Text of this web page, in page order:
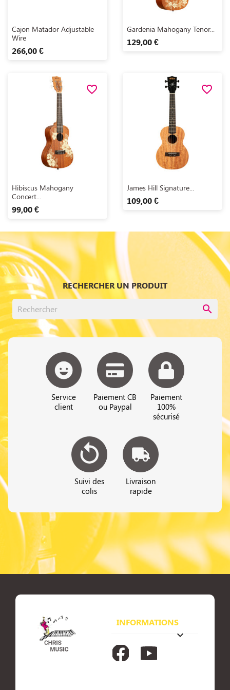
Aperçu rapide
Cajon Matador Adjustable
Wire
266,00 €
 Aperçu rapide
Gardenia Mahogany Tenor...
129,00 €
 Aperçu rapide
Hibiscus Mahogany
Concert...
99,00 €
favorite_border
Aperçu rapide
James Hill Signature...
109,00 €
favorite_border
RECHERCHER UN PRODUIT
search
Service
client
Paiement CB
ou Paypal
Paiement
100%
sécurisé
Suivi des
colis
Livraison
rapide
INFORMATIONS
keyboard_arrow_down
FacebookYouTube